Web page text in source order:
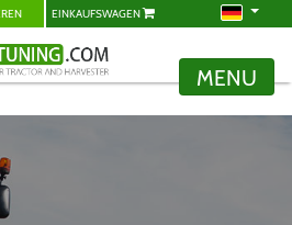
EINKAUFSWAGEN
MENU